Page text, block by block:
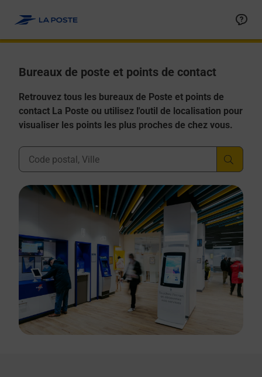
Bureaux de poste et points de contact
Retrouvez tous les bureaux de Poste et points de
contact La Poste ou utilisez l'outil de localisation pour
visualiser les points les plus proches de chez vous.
Ville, Département, Code Postal